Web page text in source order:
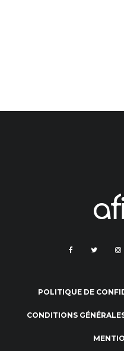
POLITIQUE DE
CONDITIONS